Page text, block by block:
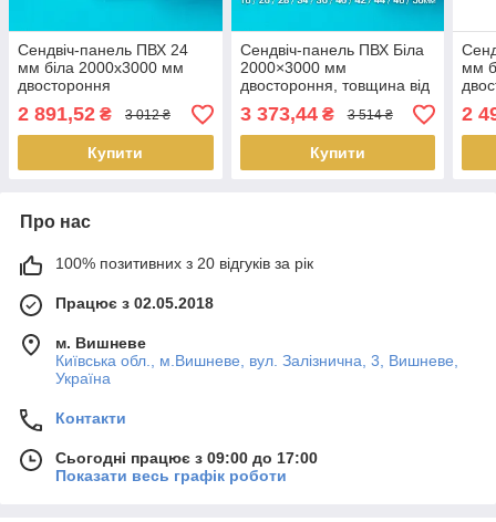
Сендвіч-панель ПВХ 24
мм біла 2000х3000 мм
двостороння
2 891,52 ₴ 3 012 ₴
Купити
Сендвіч-панель ПВХ Біла
2000×3000 мм
двостороння, товщина від
16 до 50 мм
3 373,44₴ 3 514 ₴
Купити
мм
2
Про нас
100% позитивних з 20 відгуків за рік
Працює з 02.05.2018
м. Вишневе
Київська обл., м.Вишневе, вул. Залізнична, 3, Вишневе,
Україна
Контакти
Сьогодні працює з 09:00 до 17:00
Показати весь графік роботи